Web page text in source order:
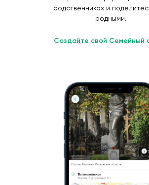
родственниках и
родными.
Создайте свой Семейный